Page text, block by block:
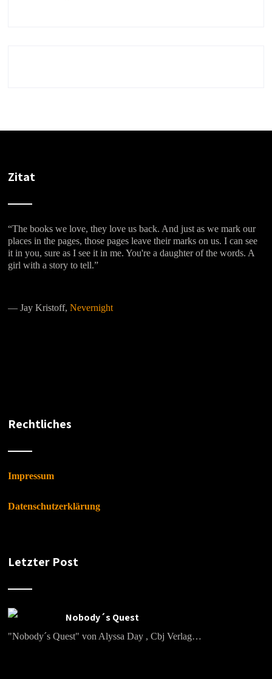
Zitat
“The books we love, they love us back. And just as we mark our
places in the pages, those pages leave their marks on us. I can see
it in you, sure as I see it in me. You're a daughter of the words. A
girl with a story to tell.”
―Jay Kristoff,Nevernight
Rechtliches
Impressum
Datenschutzerklärung
Letzter Post
Nobody´s Quest
"Nobody´s Quest" von Alyssa Day , Cbj Verlag…